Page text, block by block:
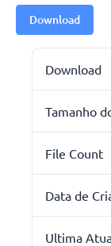
Download
Download
Tamanho
File Count
Data de
Ultima